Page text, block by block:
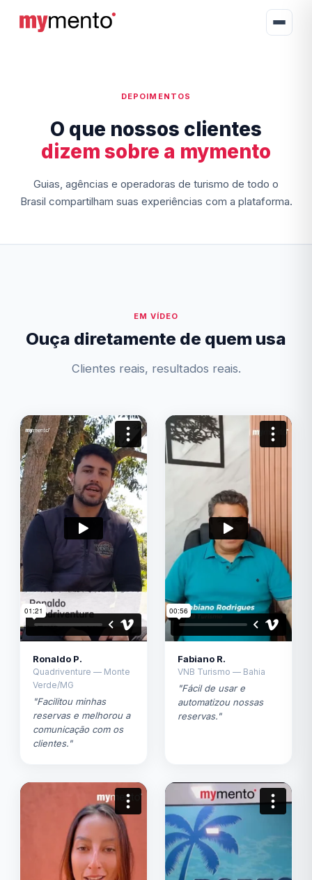
DEPOIMENTOS
O que nossos clientes
dizem sobre a mymento
Guias, agências e operadoras de turismo de todo o
Brasil compartilham suas experiências com a plataforma.
EM VÍDEO
Ouça diretamente de quem usa
Clientes reais, resultados reais.
Ronaldo P.
Quadriventure — Monte
Verde/MG
"Facilitou minhas
reservas e melhorou a
comunicação com os
clientes."
Fabiano R.
VNB Turismo — Bahia
"Fácil de usar e
automatizou nossas
reservas."